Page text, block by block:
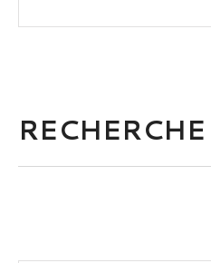
RECHERCHE